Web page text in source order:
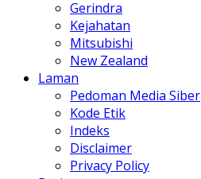
Gerindra
Kejahatan
Mitsubishi
New Zealand
Laman
Pedoman Media Siber
Kode Etik
Indeks
Disclaimer
Privacy Policy